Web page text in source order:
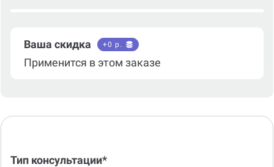
Ваша скидка +0 р.
Применится в этом заказе
Тип консультации*